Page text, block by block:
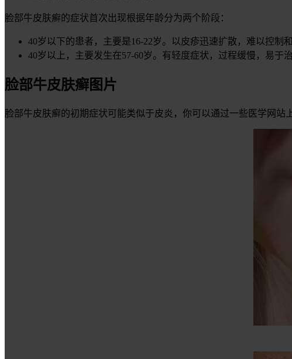
脸部牛皮肤癣的症状首次出现根据年龄分为两个阶段：
40岁以下的患者，主要是16-22岁。以皮疹迅速扩散，难以控制
40岁以上，主要发生在57-60岁。有轻度症状，过程缓慢，易于治
脸部牛皮肤癣图片
脸部牛皮肤癣的初期症状可能类似于皮炎，你可以通过一些医学网